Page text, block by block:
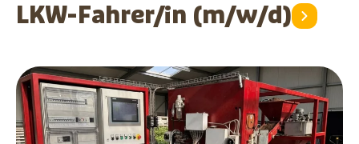
LKW-Fahrer/in (m/w/d)